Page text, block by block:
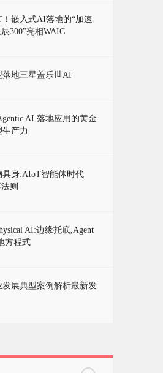
嵌入式AI落地的“加速
300”亮相WAIC
落地三星盖乐世AI
AI 落地应用的黄金
产力
具身:AIoT智能体时代
则
AI:边缘托底,Agent
方程式
展典型案例解析最新发